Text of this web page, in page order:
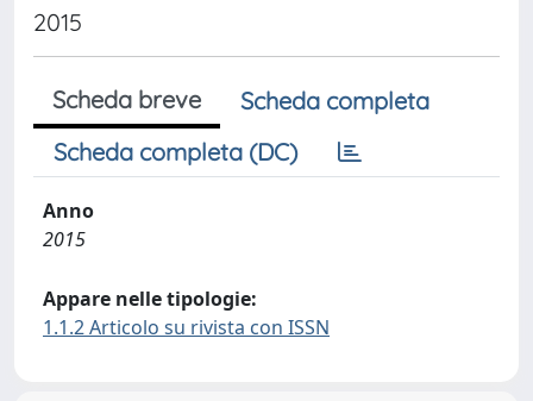
2015
Scheda breve
Scheda completa
Scheda completa (DC)
Anno
2015
Appare nelle tipologie:
1.1.2 Articolo su rivista con ISSN